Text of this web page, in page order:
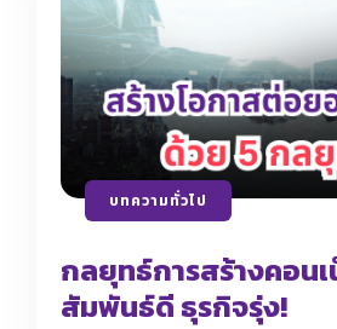
บทความทั่วไป
กลยุทธ์การสร้างคอน
สัมพันธ์ดี ธุรกิจรุ่ง!